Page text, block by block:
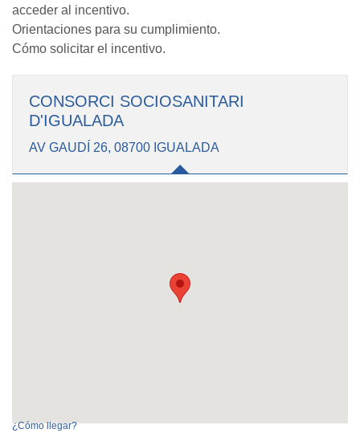
acceder al incentivo.
Orientaciones para su cumplimiento.
Cómo solicitar el incentivo.
CONSORCI SOCIOSANITARI
D'IGUALADA
AV GAUDÍ 26, 08700 IGUALADA
¿Cómo llegar?